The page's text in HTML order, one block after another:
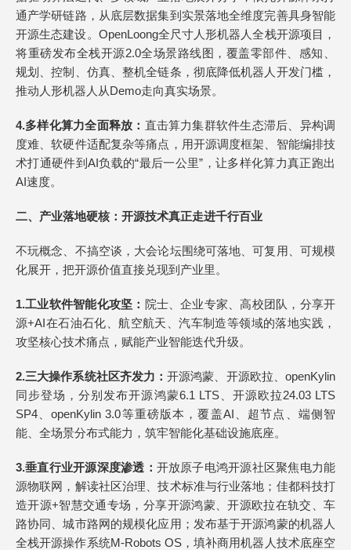
通产学研链路，从底层数据集到实景落地全维度完善具身智能
开源生态建设。OpenLoong全尺寸人形机器人全栈开源项目，
将重磅发布全栈开源2.0全场景路线图，覆盖零部件、感知、
规划、控制、仿真、整机全链条，彻底降低机器人开发门槛，
推动人形机器人从Demo走向真实场景。
4.多样化算力全面释放 ： 直击算力集群软件生态滞后、异构调
度难、软硬件适配复杂等痛点，用开源调度框架、智能编排技
术打通硬件到AI负载的“最后一公里”，让多样化算力真正跑出
AI速度。
二、 产业落地硬核：开源技术真正走进千行百业
不玩概念、不搞空谈，大会论坛围绕可落地、可复用、可规模
化展开，把开源价值直接兑现到产业里。
1.工业软件智能化攻坚 ： 院士、企业专家、高校团队，分享开
源+AI在石油石化、航空航天、汽车制造等领域的落地实践，
攻坚核心技术痛点，赋能产业智能迭代升级。
2.三大操作系统社区齐发力 ：开源鸿蒙、开源欧拉、openKylin
同步登场，分别发布开源鸿蒙6.1 LTS、开源欧拉24.03 LTS
SP4、openKylin 3.0等重磅版本，覆盖AI、超节点、端侧智
能、全场景分布式能力，筑牢智能化基础设施底座。
3.垂直行业开源深度渗透 ： 开放原子电鸿开源社区聚焦电力能
源物联网，解读社区治理、技术标准与行业落地；佳都科技打
造开源+智慧交通专场，分享开源鸿蒙、开源欧拉在轨交、车
路协同、城市路网的规模化应用；发布基于开源鸿蒙的机器人
全栈开源操作系统M-Robots OS，填补商用机器人技术底座空